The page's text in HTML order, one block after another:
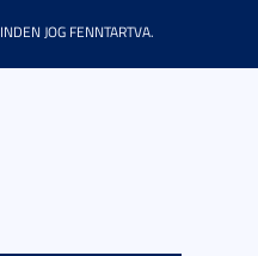
JOG FENNTARTVA.